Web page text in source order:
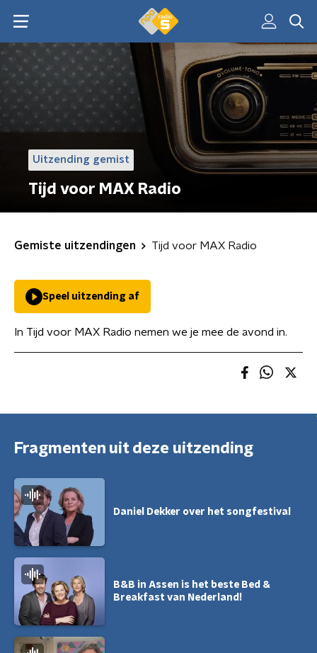
Uitzending gemist
Tijd voor MAX Radio
Gemiste uitzendingen Tijd voor MAX Radio
Speel uitzending af
In Tijd voor MAX Radio nemen we je mee de avond in.
Fragmenten uit deze uitzending
Daniel Dekker over het songfestival
B&B in Assen is het beste Bed &
Breakfast van Nederland!